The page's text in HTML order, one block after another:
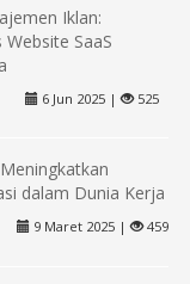
Iklan:
SaaS
6 Jun 2025 | 525
dalam Dunia Kerja
9 Maret 2025 | 459